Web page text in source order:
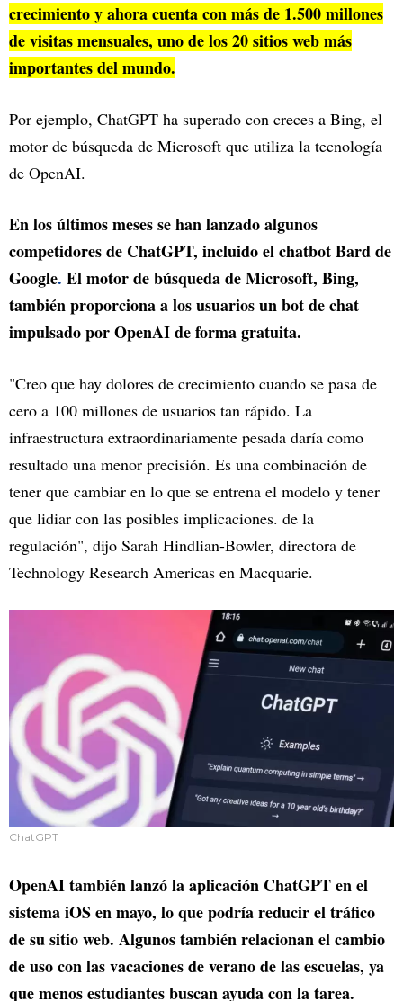
crecimiento y ahora cuenta con más de 1.500 millones
de visitas mensuales, uno de los 20 sitios web más
importantes del mundo.
Por ejemplo, ChatGPT ha superado con creces a Bing, el
motor de búsqueda de Microsoft que utiliza la tecnología
de OpenAI.
En los últimos meses se han lanzado algunos
competidores de ChatGPT, incluido el chatbot Bard de
Google. El motor de búsqueda de Microsoft, Bing,
también proporciona a los usuarios un bot de chat
impulsado por OpenAI de forma gratuita.
"Creo que hay dolores de crecimiento cuando se pasa de
cero a 100 millones de usuarios tan rápido. La
infraestructura extraordinariamente pesada daría como
resultado una menor precisión. Es una combinación de
tener que cambiar en lo que se entrena el modelo y tener
que lidiar con las posibles implicaciones. de la
regulación", dijo Sarah Hindlian-Bowler, directora de
Technology Research Americas en Macquarie.
ChatGPT
OpenAI también lanzó la aplicación ChatGPT en el
sistema iOS en mayo, lo que podría reducir el tráfico
de su sitio web. Algunos también relacionan el cambio
de uso con las vacaciones de verano de las escuelas, ya
que menos estudiantes buscan ayuda con la tarea.